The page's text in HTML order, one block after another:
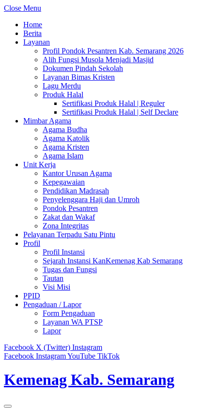
Close Menu
Home
Berita
Layanan
Profil Pondok Pesantren Kab. Semarang 2026
Alih Fungsi Musola Menjadi Masjid
Dokumen Pindah Sekolah
Layanan Bimas Kristen
Lagu Merdu
Produk Halal
Sertifikasi Produk Halal | Reguler
Sertifikasi Produk Halal | Self Declare
Mimbar Agama
Agama Budha
Agama Katolik
Agama Kristen
Agama Islam
Unit Kerja
Kantor Urusan Agama
Kepegawaian
Pendidikan Madrasah
Penyelenggara Haji dan Umroh
Pondok Pesantren
Zakat dan Wakaf
Zona Integritas
Pelayanan Terpadu Satu Pintu
Profil
Profil Instansi
Sejarah Instansi KanKemenag Kab Semarang
Tugas dan Fungsi
Tautan
Visi Misi
PPID
Pengaduan / Lapor
Form Pengaduan
Layanan WA PTSP
Lapor
Facebook X (Twitter) Instagram
Facebook InstagramYouTube TikTok
Kemenag Kab. Semarang